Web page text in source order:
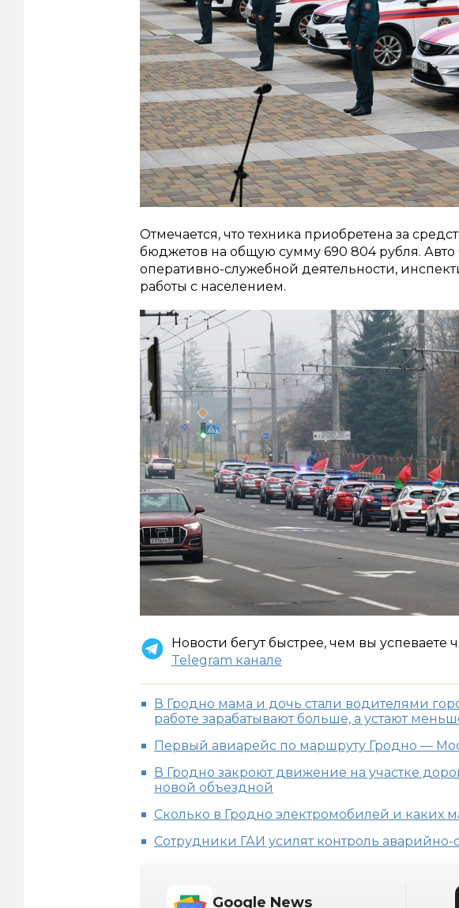
Отмечается, что техника приобретена за
бюджетов на общую сумму 690 804 рубля. Авто
оперативно-служебной деятельности,
работы с населением.
Новости бегут быстрее, чем вы
Telegram канале
В Гродно мама и дочь стали водителями
работе зарабатывают больше, а устают
Первый авиарейс по маршруту Гродно —
В Гродно закроют движение на участке
новой объездной
Сколько в Гродно электромобилей и каких
Сотрудники ГАИ усилят контроль аварийно-
Google News